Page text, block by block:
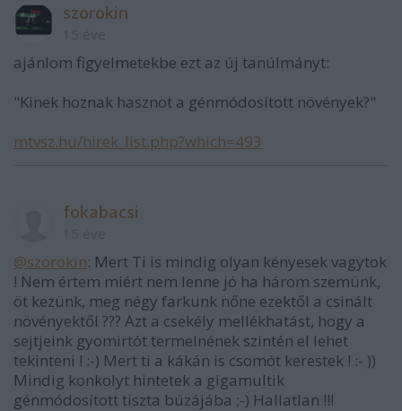
szorokin
ajánlom figyelmetekbe ezt az új tanúlmányt:
"Kinek hoznak hasznot a génmódosított növények?"
mtvsz.hu/hirek_list.php?which=493
fokabacsi
@szorokin: Mert Ti is mindig olyan kényesek vagytok
! Nem értem miért nem lenne jó ha három szemünk,
öt kezünk, meg négy farkunk nőne ezektől a csinált
növényektől ??? Azt a csekély mellékhatást, hogy a
sejtjeink gyomirtót termelnének szintén el lehet
tekinteni ! :-) Mert ti a kákán is csomót kerestek ! :- ))
Mindig konkolyt hintetek a gigamultik
génmódosított tiszta búzájába ;-) Hallatlan !!!